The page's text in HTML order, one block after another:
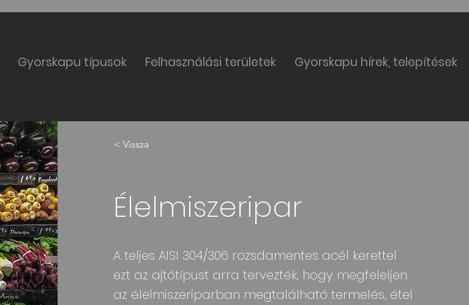
Gyorskapu típusok Felhasználási területek Gyorskapu hírek, telepítések
< Vissza
Élelmiszeripar
A teljes AISI 304/306 rozsdamentes acél kerettel
ezt az ajtótípust arra tervezték, hogy megfeleljen
az élelmiszeriparban megtalálható termelés, étel